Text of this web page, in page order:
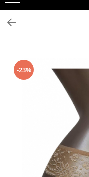
Chiloti tanga
Compleuri & body-uri
Maiouri dama
-23%